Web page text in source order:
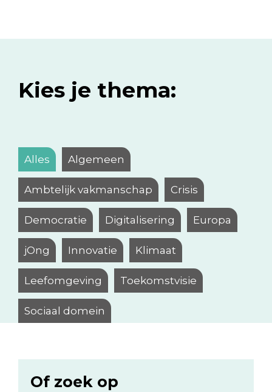
Kies je thema:
Alles Algemeen
Ambtelijk vakmanschap Crisis
Democratie Digitalisering Europa
jOng Innovatie Klimaat
Leefomgeving Toekomstvisie
Sociaal domein
Of zoek op